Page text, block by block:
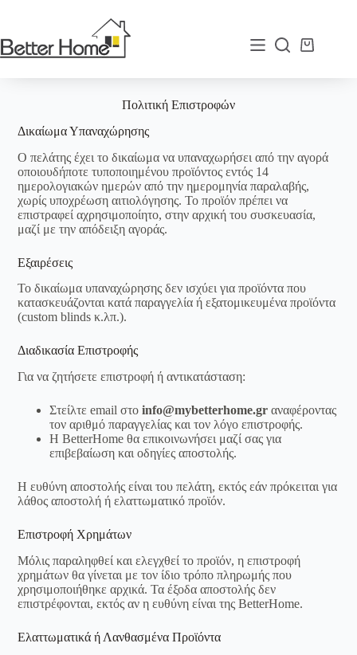
Καλάθι
Πολιτική Επιστροφών
Δικαίωμα Υπαναχώρησης
Ο πελάτης έχει το δικαίωμα να υπαναχωρήσει από την αγορά
οποιουδήποτε τυποποιημένου προϊόντος εντός 14
ημερολογιακών ημερών από την ημερομηνία παραλαβής,
χωρίς υποχρέωση αιτιολόγησης. Το προϊόν πρέπει να
επιστραφεί αχρησιμοποίητο, στην αρχική του συσκευασία,
μαζί με την απόδειξη αγοράς.
Εξαιρέσεις
Το δικαίωμα υπαναχώρησης δεν ισχύει για προϊόντα που
κατασκευάζονται κατά παραγγελία ή εξατομικευμένα προϊόντα
(custom blinds κ.λπ.).
Διαδικασία Επιστροφής
Για να ζητήσετε επιστροφή ή αντικατάσταση:
Στείλτε email στοinfo@mybetterhome.gr αναφέροντας
τον αριθμό παραγγελίας και τον λόγο επιστροφής.
Η BetterHome θα επικοινωνήσει μαζί σας για
επιβεβαίωση και οδηγίες αποστολής.
Η ευθύνη αποστολής είναι του πελάτη, εκτός εάν πρόκειται για
λάθος αποστολή ή ελαττωματικό προϊόν.
Επιστροφή Χρημάτων
Μόλις παραληφθεί και ελεγχθεί το προϊόν, η επιστροφή
χρημάτων θα γίνεται με τον ίδιο τρόπο πληρωμής που
χρησιμοποιήθηκε αρχικά. Τα έξοδα αποστολής δεν
επιστρέφονται, εκτός αν η ευθύνη είναι της BetterHome.
Ελαττωματικά ή Λανθασμένα Προϊόντα